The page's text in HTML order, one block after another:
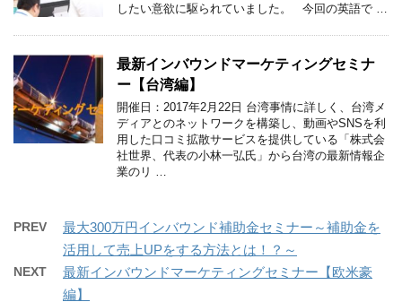
したい意欲に駆られていました。 今回の英語で …
最新インバウンドマーケティングセミナ
ー【台湾編】
開催日：2017年2月22日 台湾事情に詳しく、台湾メ
ディアとのネットワークを構築し、動画やSNSを利
用した口コミ拡散サービスを提供している「株式会
社世界、代表の小林一弘氏」から台湾の最新情報企
業のリ …
PREV
最大300万円インバウンド補助金セミナー～補助金を
活用して売上UPをする方法とは！？～
NEXT
最新インバウンドマーケティングセミナー【欧米豪
編】